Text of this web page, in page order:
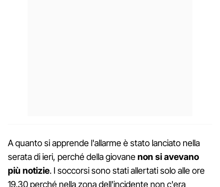
A quanto si apprende l'allarme è stato lanciato nella
serata di ieri, perché della giovanenon si avevano
più notizie. I soccorsi sono stati allertati solo alle ore
19.30 perché nella zona dell'incidente non c'era